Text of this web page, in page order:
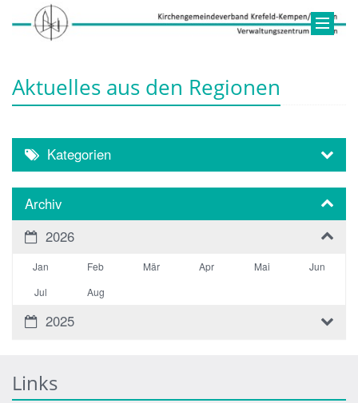
Aktuelles aus den Regionen
Kategorien
Archiv
2026
Jan Feb Mär Apr Mai
Jun
Jul
Aug
2025
Links